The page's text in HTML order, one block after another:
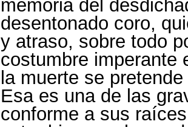
memoria del
desentonado coro,
y atraso, sobre todo
costumbre imperante
la muerte se
Esa es una de las
conforme a sus